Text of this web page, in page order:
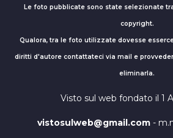
Le foto pubblicate sono state selezionate
copyright.
Qualora, tra le foto utilizzate dovesse
diritti d'autore contattateci via mail e
eliminarla.
Visto sul web fondato il 1
vistosulweb@gmail.com-